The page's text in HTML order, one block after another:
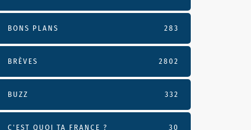
BONS PLANS 283
BRÈVES 2802
BUZZ 332
C'EST QUOI TA FRANCE ? 30